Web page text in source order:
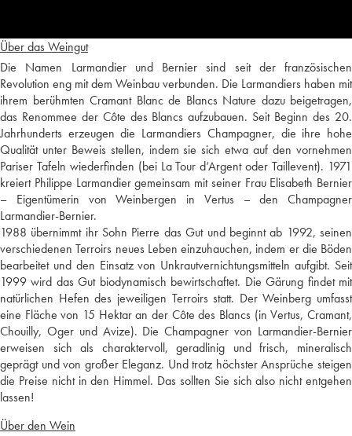
Über das Weingut
Die Namen Larmandier und Bernier sind seit der französischen
Revolution eng mit dem Weinbau verbunden. Die Larmandiers haben mit
ihrem berühmten Cramant Blanc de Blancs Nature dazu beigetragen,
das Renommee der Côte des Blancs aufzubauen. Seit Beginn des 20.
Jahrhunderts erzeugen die Larmandiers Champagner, die ihre hohe
Qualität unter Beweis stellen, indem sie sich etwa auf den vornehmen
Pariser Tafeln wiederfinden (bei La Tour d‘Argent oder Taillevent). 1971
kreiert Philippe Larmandier gemeinsam mit seiner Frau Elisabeth Bernier
– Eigentümerin von Weinbergen in Vertus – den Champagner
Larmandier-Bernier.
1988 übernimmt ihr Sohn Pierre das Gut und beginnt ab 1992, seinen
verschiedenen Terroirs neues Leben einzuhauchen, indem er die Böden
bearbeitet und den Einsatz von Unkrautvernichtungsmitteln aufgibt. Seit
1999 wird das Gut biodynamisch bewirtschaftet. Die Gärung findet mit
natürlichen Hefen des jeweiligen Terroirs statt. Der Weinberg umfasst
eine Fläche von 15 Hektar an der Côte des Blancs (in Vertus, Cramant,
Chouilly, Oger und Avize). Die Champagner von Larmandier-Bernier
erweisen sich als charaktervoll, geradlinig und frisch, mineralisch
geprägt und von großer Eleganz. Und trotz höchster Ansprüche steigen
die Preise nicht in den Himmel. Das sollten Sie sich also nicht entgehen
lassen!
Über den Wein